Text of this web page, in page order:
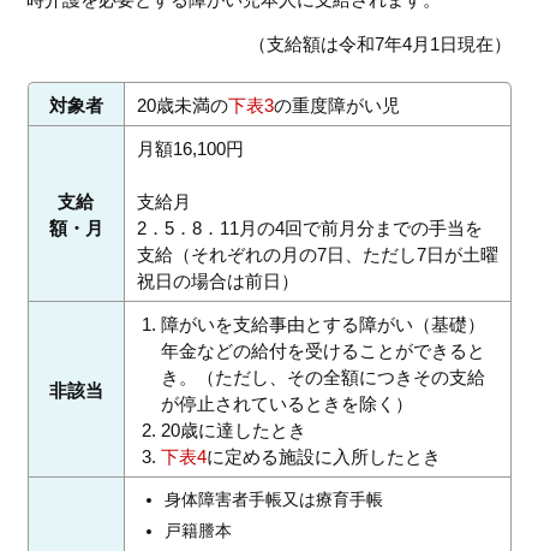
（支給額は令和7年4月1日現在）
対象者 20歳未満の下表3の重度障がい児
支給
額・月
月額16,100円
支給月
2．5．8．11月の4回で前月分までの手当を
支給（それぞれの月の7日、ただし7日が土曜
祝日の場合は前日）
非該当
障がいを支給事由とする障がい（基礎）
年金などの給付を受けることができると
き。（ただし、その全額につきその支給
が停止されているときを除く）
20歳に達したとき
下表4に定める施設に入所したとき
身体障害者手帳又は療育手帳
戸籍謄本